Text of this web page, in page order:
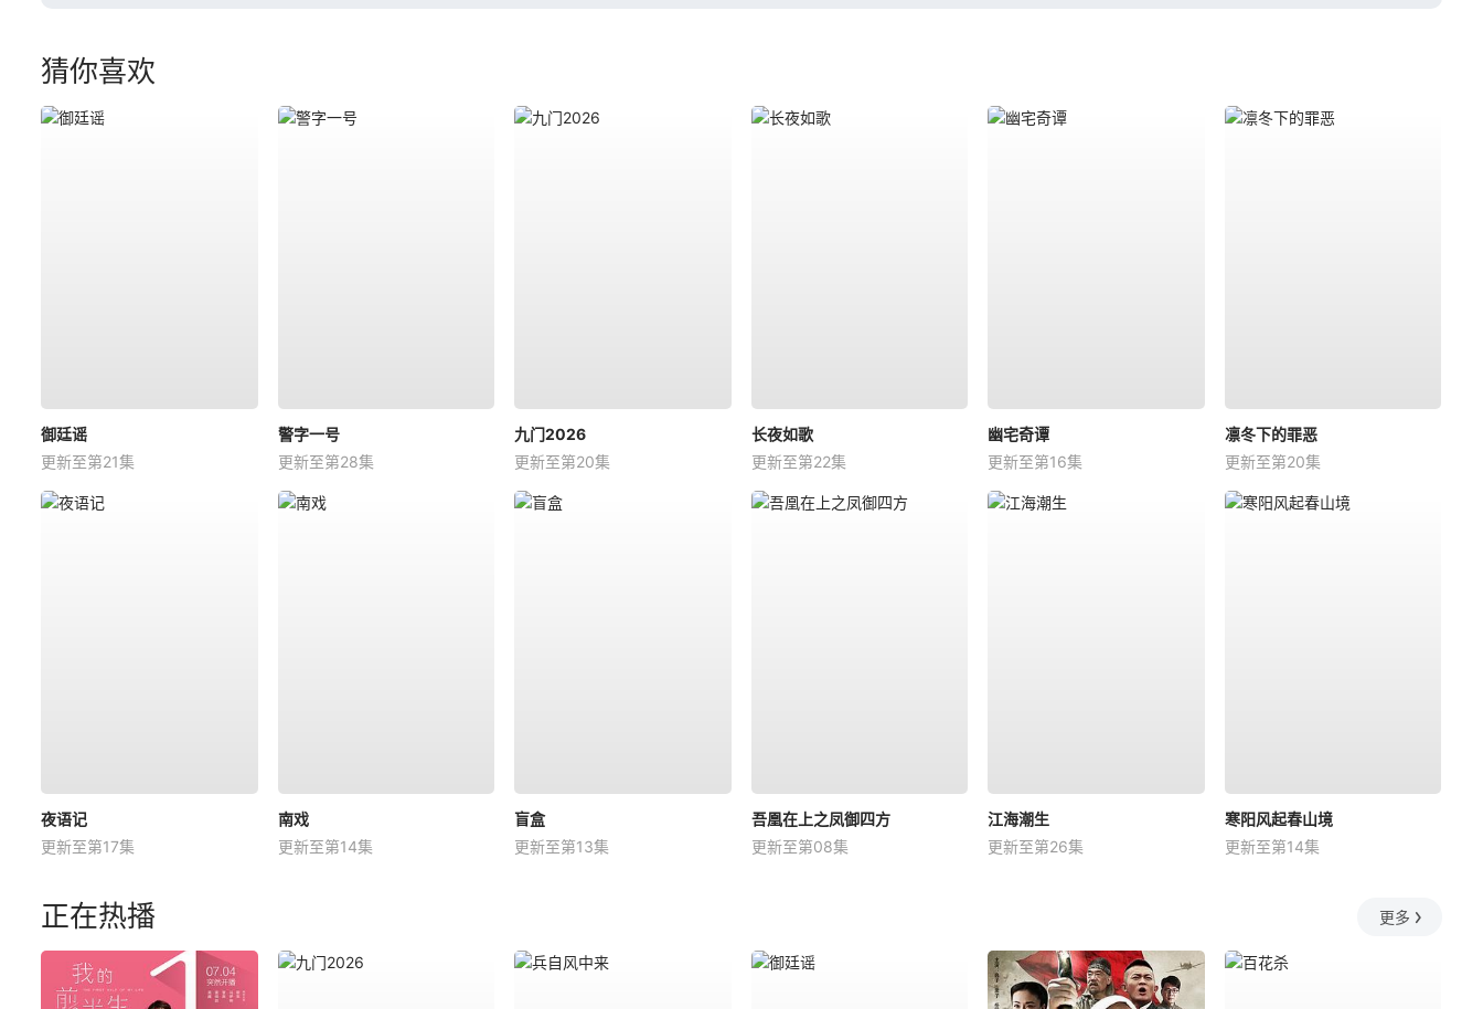
猜你喜欢
御廷谣
更新至第21集
警字一号
更新至第28集
九门2026
更新至第20集
长夜如歌
更新至第22集
幽宅奇谭
更新至第16集
凛冬下的罪恶
更新至第20集
夜语记
更新至第17集
南戏
更新至第14集
盲盒
更新至第13集
吾凰在上之凤御四方
更新至第08集
江海潮生
更新至第26集
寒阳风起春山境
更新至第14集
正在热播 更多